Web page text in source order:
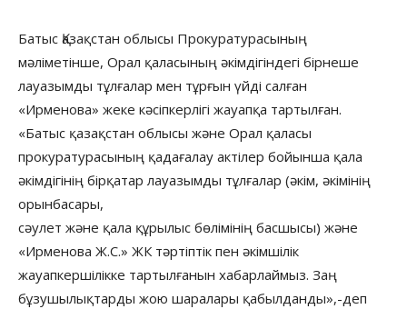
Батыс Қазақстан облысы Прокуратурасының
мәліметінше, Орал қаласының әкімдігіндегі бірнеше
лауазымды тұлғалар мен тұрғын үйді салған
«Ирменова» жеке кәсіпкерлігі жауапқа тартылған.
«Батыс қазақстан облысы және Орал қаласы
прокуратурасының қадағалау актілер бойынша қала
әкімдігінің бірқатар лауазымды тұлғалар (әкім, әкімінің
орынбасары,
сәулет және қала құрылыс бөлімінің басшысы) және
«Ирменова Ж.С.» ЖК тәртіптік пен әкімшілік
жауапкершілікке тартылғанын хабарлаймыз. Заң
бұзушылықтарды жою шаралары қабылданды»,-деп